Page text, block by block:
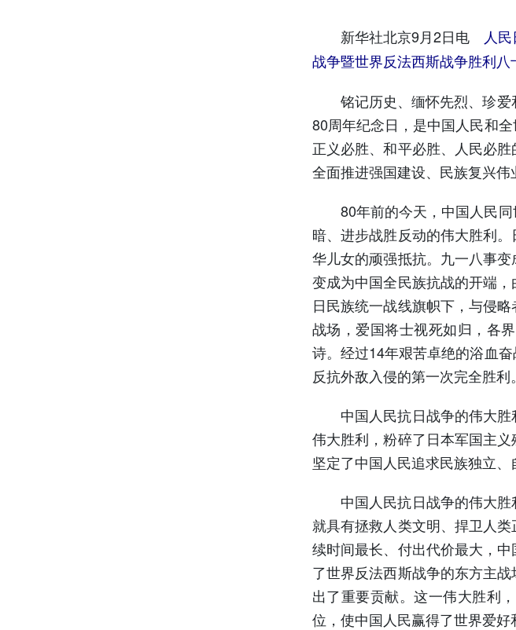
新华社北京9月2日电
人
战争暨世界反法西斯战争胜利八
铭记历史、缅怀先烈、珍爱
80周年纪念日，是中国人民和
正义必胜、和平必胜、人民必
全面推进强国建设、民族复兴伟
80年前的今天，中国人民同
暗、进步战胜反动的伟大胜利
华儿女的顽强抵抗。九一八事
变成为中国全民族抗战的开端
日民族统一战线旗帜下，与侵
战场，爱国将士视死如归，各
诗。经过14年艰苦卓绝的浴血
反抗外敌入侵的第一次完全胜利。
中国人民抗日战争的伟大胜
伟大胜利，粉碎了日本军国主
坚定了中国人民追求民族独立
中国人民抗日战争的伟大胜
就具有拯救人类文明、捍卫人
续时间最长、付出代价最大，
了世界反法西斯战争的东方主
出了重要贡献。这一伟大胜利
位，使中国人民赢得了世界爱好